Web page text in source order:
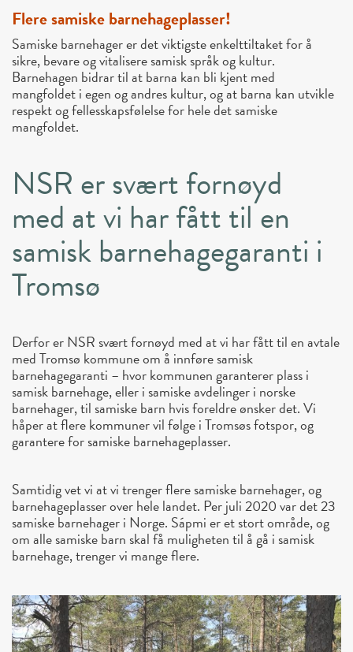
Flere samiske barnehageplasser!
Samiske barnehager er det viktigste enkelttiltaket for å
sikre, bevare og vitalisere samisk språk og kultur.
Barnehagen bidrar til at barna kan bli kjent med
mangfoldet i egen og andres kultur, og at barna kan utvikle
respekt og fellesskapsfølelse for hele det samiske
mangfoldet.
NSR er svært fornøyd
med at vi har fått til en
samisk barnehagegaranti i
Tromsø
Derfor er NSR svært fornøyd med at vi har fått til en avtale
med Tromsø kommune om å innføre samisk
barnehagegaranti – hvor kommunen garanterer plass i
samisk barnehage, eller i samiske avdelinger i norske
barnehager, til samiske barn hvis foreldre ønsker det. Vi
håper at flere kommuner vil følge i Tromsøs fotspor, og
garantere for samiske barnehageplasser.
Samtidig vet vi at vi trenger flere samiske barnehager, og
barnehageplasser over hele landet. Per juli 2020 var det 23
samiske barnehager i Norge. Sápmi er et stort område, og
om alle samiske barn skal få muligheten til å gå i samisk
barnehage, trenger vi mange flere.